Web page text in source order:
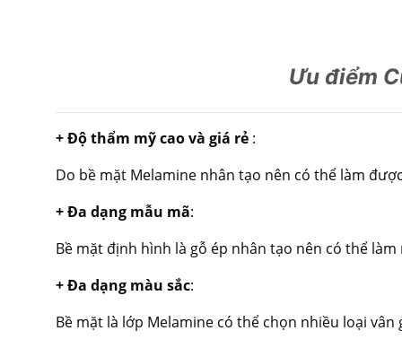
Ưu điểm
+ Độ thẩm mỹ cao và giá rẻ :
Do bề mặt Melamine nhân tạo nên có thể làm
+ Đa dạng mẫu mã:
Bề mặt định hình là gỗ ép nhân tạo nên có thể làm
+ Đa dạng màu sắc:
Bề mặt là lớp Melamine có thể chọn nhiều loại